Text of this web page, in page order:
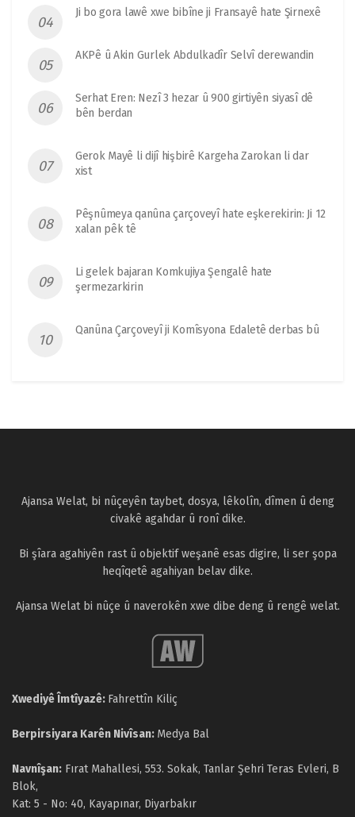
Ji bo gora lawê xwe bibîne ji Fransayê hate Şirnexê
AKPê û Akin Gurlek Abdulkadîr Selvî derewandin
Serhat Eren: Nezî 3 hezar û 900 girtiyên siyasî dê
bên berdan
Gerok Mayê li dijî hişbirê Kargeha Zarokan li dar
xist
Pêşnûmeya qanûna çarçoveyî hate eşkerekirin: Ji 12
xalan pêk tê
Li gelek bajaran Komkujiya Şengalê hate
şermezarkirin
Qanûna Çarçoveyî ji Komîsyona Edaletê derbas bû
Ajansa Welat, bi nûçeyên taybet, dosya, lêkolîn, dîmen û deng
civakê agahdar û ronî dike.
Bi şîara agahiyên rast û objektif weşanê esas digire, li ser şopa
heqîqetê agahiyan belav dike.
Ajansa Welat bi nûçe û naverokên xwe dibe deng û rengê welat.
Xwediyê Îmtîyazê: Fahrettîn Kiliç
Berpirsiyara Karên Nivîsan: Medya Bal
Navnîşan: Fırat Mahallesi, 553. Sokak, Tanlar Şehri Teras Evleri, B
Blok,
Kat: 5 - No: 40, Kayapınar, Diyarbakır